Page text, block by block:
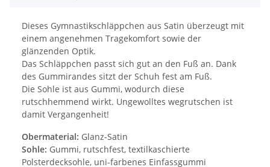
Dieses Gymnastikschläppchen aus Satin überzeugt mit
einem angenehmen Tragekomfort sowie der
glänzenden Optik.
Das Schläppchen passt sich gut an den Fuß an. Dank
des Gummirandes sitzt der Schuh fest am Fuß.
Die Sohle ist aus Gummi, wodurch diese
rutschhemmend wirkt. Ungewolltes wegrutschen ist
damit Vergangenheit!
Obermaterial: Glanz-Satin
Sohle: Gummi, rutschfest, textilkaschierte
Polsterdecksohle, uni-farbenes Einfassgummi